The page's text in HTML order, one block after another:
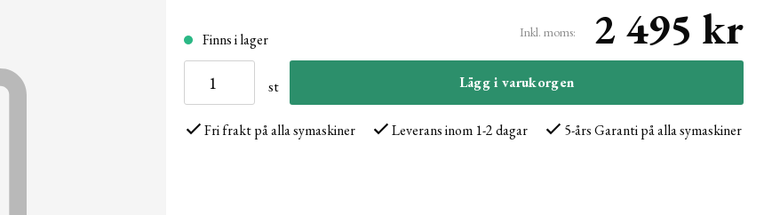
Finns i lager Inkl. moms: 2 495 kr
st Lägg i varukorgen
Fri frakt på alla symaskiner Leverans inom 1-2 dagar 5-års Garanti på alla symaskiner